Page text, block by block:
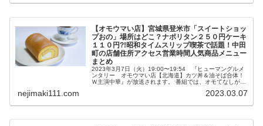
【オモウマい店】宮城県登米市「スイートショッ
プおの」場所はどこ？ナポリタン２５０円ケーキ
１１０円?!昭和タイムスリップ喫茶で話題！中田
町の店舗住所アクセス営業時間人気商品メニュー
まとめ
2023年3月7日（火）19:00〜19:54 『ヒューマングルメ
ンタリー オモウマい店【北海道】カツ丼＆油そば合体！
Ｗ主演中華』が放送されます。 番組では、オモてなしが最
nejimaki111.com 2023.03.07